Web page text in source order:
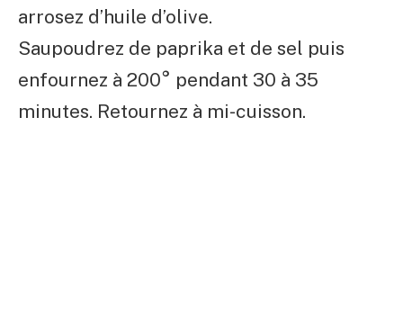
arrosez d’huile d’olive.
Saupoudrez de paprika et de sel puis
enfournez à 200° pendant 30 à 35
minutes. Retournez à mi-cuisson.